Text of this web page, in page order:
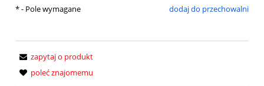
dodaj do przechowalni
*- Pole wymagane
zapytaj o produkt
poleć znajomemu